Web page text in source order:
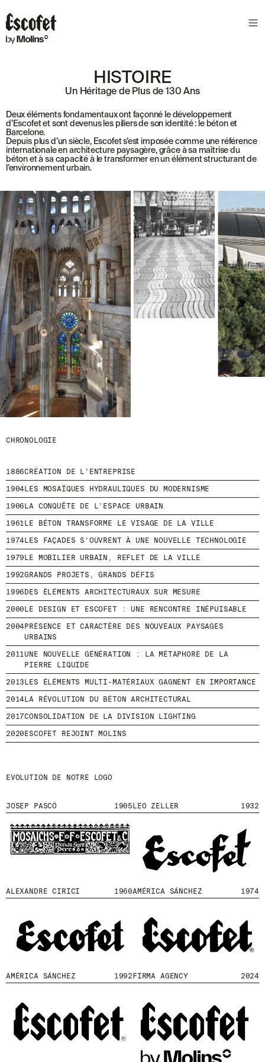
HISTOIRE
Un Héritage de Plus de 130 Ans
Deux éléments fondamentaux ont façonné le développement
d’Escofet et sont devenus les piliers de son identité : le béton et
Barcelone.
Depuis plus d’un siècle, Escofet s’est imposée comme une référence
internationale en architecture paysagère, grâce à sa maîtrise du
béton et à sa capacité à le transformer en un élément structurant de
l’environnement urbain.
CHRONOLOGIE
1886CRÉATION DE L'ENTREPRISE
1904LES MOSAÏQUES HYDRAULIQUES DU MODERNISME
1906LA CONQUÊTE DE L'ESPACE URBAIN
1961LE BÉTON TRANSFORME LE VISAGE DE LA VILLE
1974LES FAÇADES S'OUVRENT À UNE NOUVELLE TECHNOLOGIE
1979LE MOBILIER URBAIN, REFLET DE LA VILLE
1992GRANDS PROJETS, GRANDS DÉFIS
1996DES ÉLÉMENTS ARCHITECTURAUX SUR MESURE
2000LE DESIGN ET ESCOFET : UNE RENCONTRE INÉPUISABLE
2004PRÉSENCE ET CARACTÈRE DES NOUVEAUX PAYSAGES
URBAINS
2011UNE NOUVELLE GÉNÉRATION : LA MÉTAPHORE DE LA
PIERRE LIQUIDE
2013LES ÉLÉMENTS MULTI-MATÉRIAUX GAGNENT EN IMPORTANCE
2014LA RÉVOLUTION DU BÉTON ARCHITECTURAL
2017CONSOLIDATION DE LA DIVISION LIGHTING
2020ESCOFET REJOINT MOLINS
EVOLUTION DE NOTRE LOGO
JOSEP PASCÓ 1905LEO ZELLER 1932
ALEXANDRE CIRICI 1960AMÉRICA SÁNCHEZ 1974
AMÉRICA SÁNCHEZ 1992FIRMA AGENCY 2024
MENU
NOUS
PRODUITS
PROJETS
DESIGNERS
STORIES
CONTACT
TÉLÉCHARGEMENTS
RRSS
IN
FB
VIMEO
N
E
T
T
E
R
R
C
E
V
E
N
O
S
D
E
R
N
I
È
R
E
S
A
C
T
U
A
L
É
N
V
O
U
S
A
B
O
N
N
A
N
T
À
N
O
R
E
E
W
S
L
E
T
T
E
ENVOYER
J'AI LU ET J'ACCEPTE LA POLITIQUE
DE CONFIDENTIALITÉ.
LÉGAL
MENTIONS LÉGALES
POLITIQUE DE COOKIES
POLITIQUE DE
CONFIDENTIALITÉ
CANAL ÉTHIQUE
CERTIFICATS